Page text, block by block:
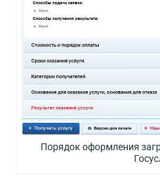
Порядок оформления